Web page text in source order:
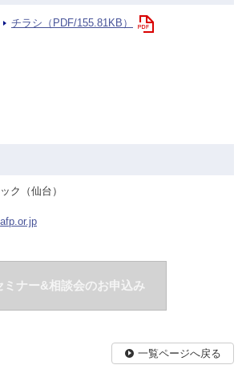
チラシ（PDF/155.81KB）
ク（仙台）
ミナー&相談会のお申込み
一覧ページへ戻る